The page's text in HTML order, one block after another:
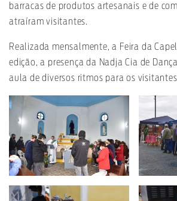
barracas de produtos artesanais e de
atraíram visitantes.
Realizada mensalmente, a Feira da
edição, a presença da Nadja Cia de
aula de diversos ritmos para os